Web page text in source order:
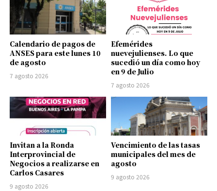
Calendario de pagos de
ANSES para este lunes 10
de agosto
7 agosto 2026
Efemérides
nuevejulienses. Lo que
sucedió un día como hoy
en 9 de Julio
7 agosto 2026
Invitan a la Ronda
Interprovincial de
Negocios a realizarse en
Carlos Casares
9 agosto 2026
Vencimiento de las tasas
municipales del mes de
agosto
9 agosto 2026